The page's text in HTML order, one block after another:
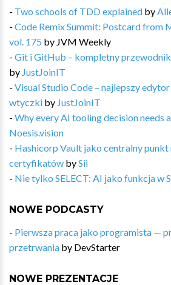
- Two schools of TDD explained by
- Code Remix Summit: Postcard from
vol. 175 by JVM Weekly
- Git i GitHub – kompletny
by JustJoinIT
- Visual Studio Code – najlepszy
wtyczki by JustJoinIT
- Why every AI tooling decision needs
Noesis.vision
- Hashicorp Vault jako centralny
certyfikatów bySii
- Nie tylko SELECT: AI jako funkcja w
NOWE PODCASTY
- Pierwsza praca jako programista —
przetrwania by DevStarter
NOWE PREZENTACJE